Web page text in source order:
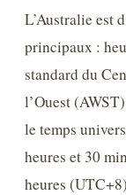
L’Australie est
principaux :
standard du
l’Ouest
le temps
heures et 30
heures